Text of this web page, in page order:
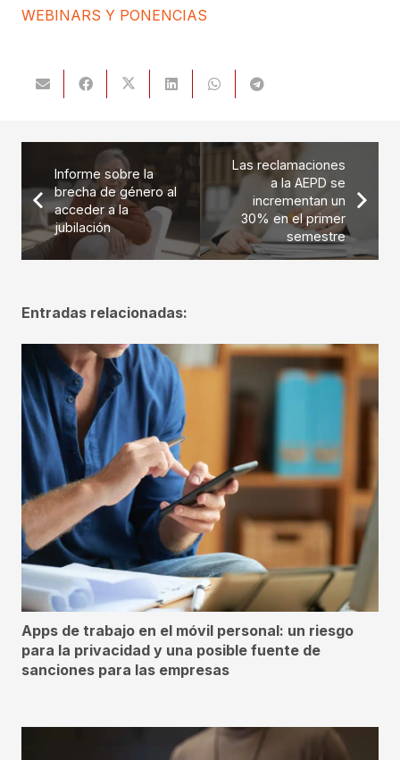
WEBINARS Y PONENCIAS
Informe sobre la
brecha de género al
acceder a la
jubilación
Las reclamaciones
a la AEPD se
incrementan un
30% en el primer
semestre
Entradas relacionadas:
Apps de trabajo en el móvil personal: un riesgo
para la privacidad y una posible fuente de
sanciones para las empresas